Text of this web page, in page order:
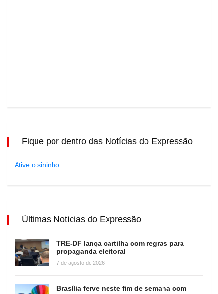
Fique por dentro das Notícias do Expressão
Ative o sininho
Últimas Notícias do Expressão
TRE-DF lança cartilha com regras para
propaganda eleitoral
7 de agosto de 2026
Brasília ferve neste fim de semana com